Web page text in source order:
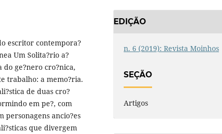
escritor contempora?
Um Solita?rio a?
do ge?nero cro?nica,
trabalho: a memo?ria.
de duas cro?
em pe?, com
personagens ancio?es
que divergem
EDIÇÃO
n. 6 (2019): Revista Moinhos
SEÇÃO
Artigos